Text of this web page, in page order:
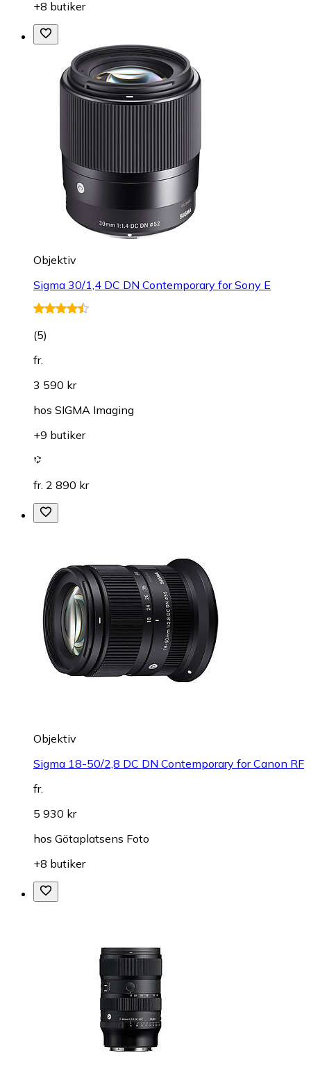
+8 butiker
Objektiv
Sigma 30/1,4 DC DN Contemporary for Sony E
(5)
fr.
3 590 kr
hos SIGMA Imaging
+9 butiker
fr. 2 890 kr
Objektiv
Sigma 18-50/2,8 DC DN Contemporary for Canon RF
fr.
5 930 kr
hos Götaplatsens Foto
+8 butiker